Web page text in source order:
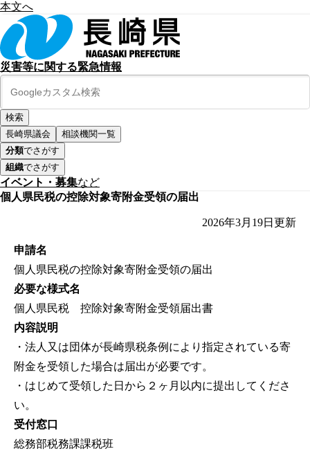
本文へ
災害等に関する緊急情報
長崎県議会
相談機関一覧
分類でさがす
組織でさがす
イベント・募集など
個人県民税の控除対象寄附金受領の届出
2026年3月19日 更新
申請名
個人県民税の控除対象寄附金受領の届出
必要な様式名
個人県民税 控除対象寄附金受領届出書
内容説明
・法人又は団体が長崎県税条例により指定されている寄
附金を受領した場合は届出が必要です。
・はじめて受領した日から２ヶ月以内に提出してくださ
い。
受付窓口
総務部税務課課税班